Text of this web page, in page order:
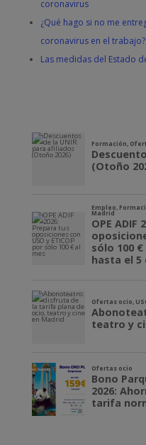
coronavirus
¿Qué hago si no me
coronavirus en el trabajo?
Las medidas del Estado